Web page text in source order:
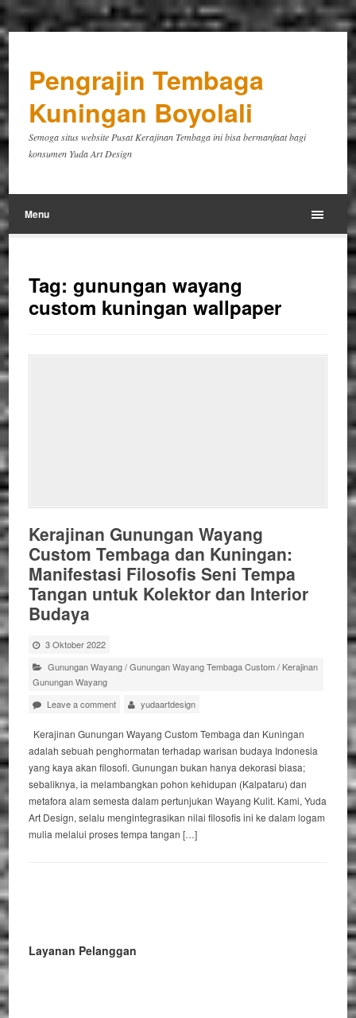
Pengrajin Tembaga
Kuningan Boyolali
Semoga situs website Pusat Kerajinan Tembaga ini bisa bermanfaat bagi
konsumen Yuda Art Design
Menu
Tag:gunungan wayang
custom kuningan wallpaper
Kerajinan Gunungan Wayang
Custom Tembaga dan Kuningan:
Manifestasi Filosofis Seni Tempa
Tangan untuk Kolektor dan Interior
Budaya
3 Oktober 2022
Gunungan Wayang/Gunungan Wayang Tembaga Custom/ Kerajinan
Gunungan Wayang
Leave a comment
yudaartdesign
Kerajinan Gunungan Wayang Custom Tembaga dan Kuningan
adalah sebuah penghormatan terhadap warisan budaya Indonesia
yang kaya akan filosofi. Gunungan bukan hanya dekorasi biasa;
sebaliknya, ia melambangkan pohon kehidupan (Kalpataru) dan
metafora alam semesta dalam pertunjukan Wayang Kulit. Kami, Yuda
Art Design, selalu mengintegrasikan nilai filosofis ini ke dalam logam
mulia melalui proses tempa tangan […]
Layanan Pelanggan